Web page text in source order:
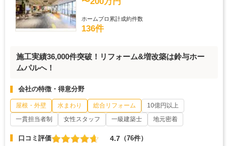
ホームプロ累計成約件数
136件
施工実績36,000件突破！リフォーム&増改築は鈴与ホー
ムパルへ！
会社の特徴・得意分野
屋根・外壁 水まわり 総合リフォーム
10億円以上
一貫担当者制
女性スタッフ 一級建築士 地元密着
口コミ評価 4.7 （76件）